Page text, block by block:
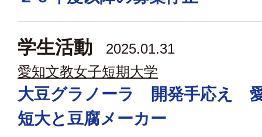
学生活動
2025.01.31
愛知文教女子短期大学
大豆グラノーラ 開発手応え
短大と豆腐メーカー